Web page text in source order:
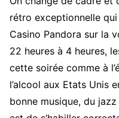
rétro exceptionnelle
Casino Pandora sur la
22 heures à 4 heures,
cette soirée comme à
l’alcool aux Etats Unis
bonne musique, du